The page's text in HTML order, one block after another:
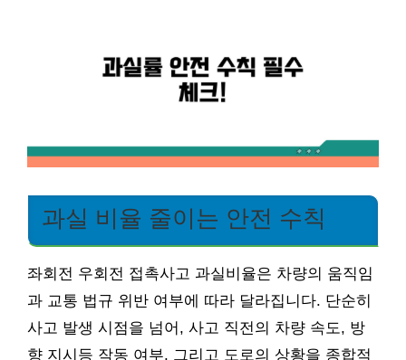
과실 비율 줄이는 안전 수칙
좌회전 우회전 접촉사고 과실비율은 차량의 움직임
과 교통 법규 위반 여부에 따라 달라집니다. 단순히
사고 발생 시점을 넘어, 사고 직전의 차량 속도, 방
향 지시등 작동 여부, 그리고 도로의 상황을 종합적